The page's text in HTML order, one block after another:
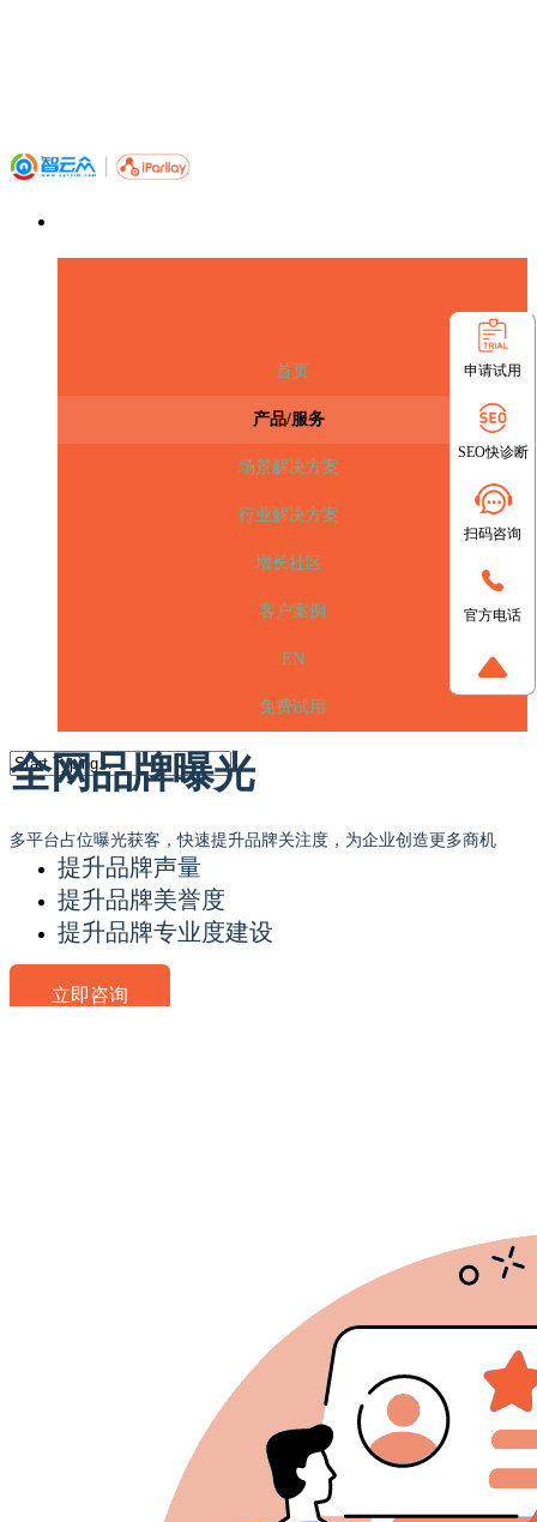
首页
产品/服务
场景解决方案
行业解决方案
增长社区
客户案例
EN
免费试用
全网品牌曝光
多平台占位曝光获客，快速提升品牌关注度，为企业创造更多商机
提升品牌声量
提升品牌美誉度
提升品牌专业度建设
立即咨询
申请试用
SEO快诊断
扫码咨询
官方电话